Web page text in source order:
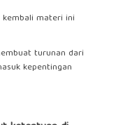
materi ini
turunan dari
kepentingan